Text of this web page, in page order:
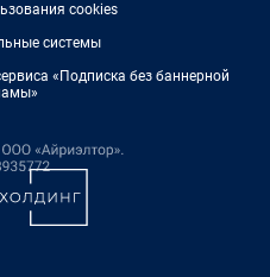
cookies
системы
«Подписка без баннерной